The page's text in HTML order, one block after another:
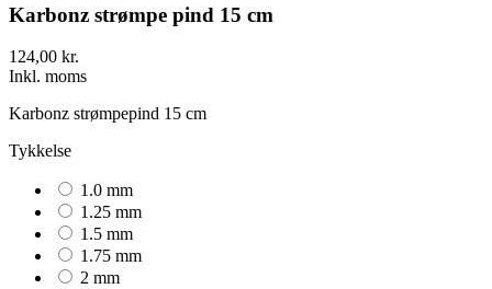
Karbonz strømpe pind 15 cm
124,00 kr.
Inkl. moms
Karbonz strømpepind 15 cm
Tykkelse
1.0 mm
1.25 mm
1.5 mm
1.75 mm
2 mm